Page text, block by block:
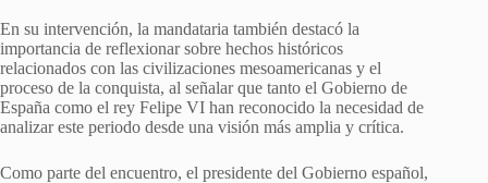
En su intervención, la mandataria también destacó la
importancia de reflexionar sobre hechos históricos
relacionados con las civilizaciones mesoamericanas y el
proceso de la conquista, al señalar que tanto el Gobierno de
España como el rey Felipe VI han reconocido la necesidad de
analizar este periodo desde una visión más amplia y crítica.
Como parte del encuentro, el presidente del Gobierno español,